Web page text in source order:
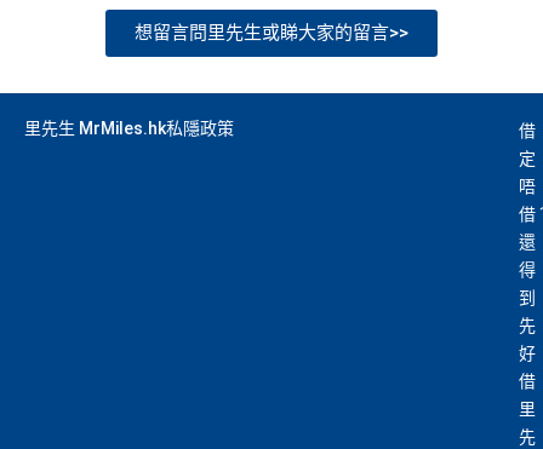
想留言問里先生或睇大家的留言>>
里先生 MrMiles.hk私隱政策
借
定
唔
借
還
得
到
先
好
借
里
先